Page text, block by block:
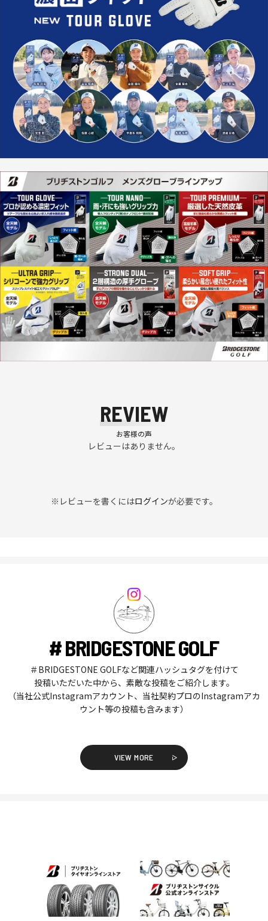
REVIEW
お客様の声
レビューはありません。
※レビューを書くにはログインが必要です。
# BRIDGESTONE GOLF
＃BRIDGESTONE GOLFなど関連ハッシュタグを付けて
投稿いただいた中から、素敵な投稿をご紹介します。
（当社公式Instagramアカウント、当社契約プロのInstagramアカ
ウント等の投稿も含みます）
VIEW MORE